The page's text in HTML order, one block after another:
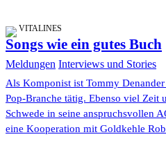
VITALINES
Songs wie ein gutes Buch
Meldungen Interviews und Stories
Als Komponist ist Tommy
Pop-Branche tätig. Ebenso viel Zeit
Schwede in seine anspruchsvollen
eine Kooperation mit Goldkehle